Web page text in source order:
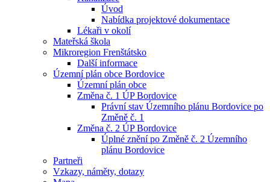
Úvod
Nabídka projektové dokumentace
Lékaři v okolí
Mateřská škola
Mikroregion Frenštátsko
Další informace
Územní plán obce Bordovice
Územní plán obce
Změna č. 1 ÚP Bordovice
Právní stav Územního plánu Bordovice po
Změně č. 1
Změna č. 2 ÚP Bordovice
Úplné znění po Změně č. 2 Územního
plánu Bordovice
Partneři
Vzkazy, náměty, dotazy